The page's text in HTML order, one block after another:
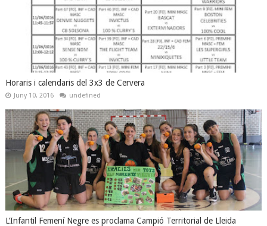
Horaris i calendaris del 3x3 de Cervera
Juny 10, 2016 undefined
L’Infantil Femení Negre es proclama Campió Territorial de Lleida